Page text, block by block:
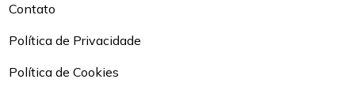
Contato
Política de Privacidade
Política de Cookies